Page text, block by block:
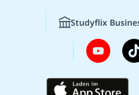
Studyflix